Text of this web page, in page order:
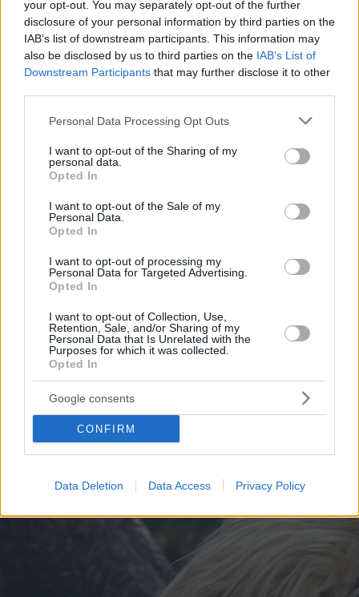
your opt-out. You may separately opt-out of the further
disclosure of your personal information by third parties on the
IAB’s list of downstream participants. This information may
also be disclosed by us to third parties on the IAB’s List of
Downstream Participants that may further disclose it to other
Please note that this website/app uses one or more Google
not limited to your visit or usage behaviour. You may click to
grant or deny consent to Google and its third-party tags to
use your data for below specified purposes in below Google
consent section.
Personal Data Processing Opt Outs
I want to opt-out of the Sharing of my
personal data.
Opted In
I want to opt-out of the Sale of my
Personal Data.
Opted In
I want to opt-out of processing my
Personal Data for Targeted Advertising.
Opted In
I want to opt-out of Collection, Use,
Retention, Sale, and/or Sharing of my
Personal Data that Is Unrelated with the
Purposes for which it was collected.
Opted In
Google consents
CONFIRM
Data Deletion Data Access Privacy Policy
Foto: https://www.facebook.com/pavkovicsgabor/
Nach Angaben der Gemeinde Mohács passten die
Jahr eröffnete Szepessy-Park mit 2,5 Hektar Grünfläche.